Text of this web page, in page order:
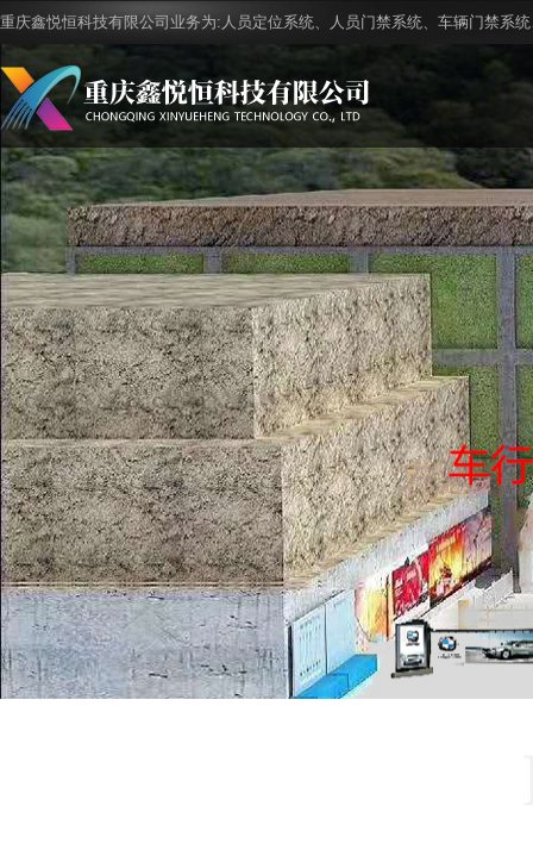
重庆鑫悦恒科技有限公司业务为:人员定位系统、人员门禁系统、车辆门禁系